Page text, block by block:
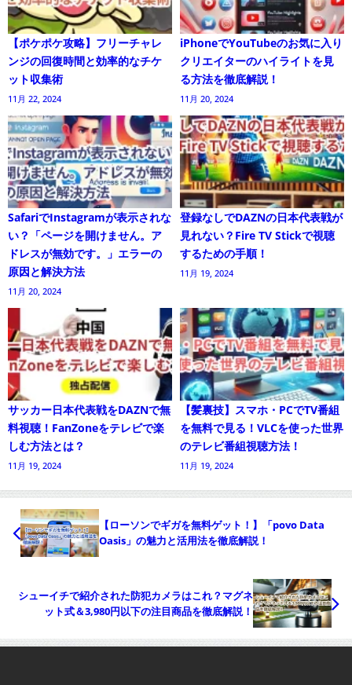
【ポケポケ攻略】フリーチャレ
ンジの回復時間と効率的なチケ
ット収集術
11月 22, 2024
iPhoneでYouTubeのお気に入り
クリエイターのハイライトを見
る方法を徹底解説！
11月 20, 2024
SafariでInstagramが表示されな
い？「ページを開けません。ア
ドレスが無効です。」エラーの
原因と解決方法
11月 20, 2024
登録なしでDAZNの日本代表戦が
見れない？Fire TV Stickで視聴
するための手順！
11月 19, 2024
サッカー日本代表戦をDAZNで無
料視聴！FanZoneをテレビで楽
しむ方法とは？
11月 19, 2024
【髪裏技】スマホ・PCでTV番組
を無料で見る！VLCを使った世界
のテレビ番組視聴方法！
11月 19, 2024
【ローソンでギガを無料ゲット！】「povo Data
Oasis」の魅力と活用法を徹底解説！
シューイチで紹介された防犯カメラはこれ？マグネ
ット式＆3,980円以下の注目商品を徹底解説！